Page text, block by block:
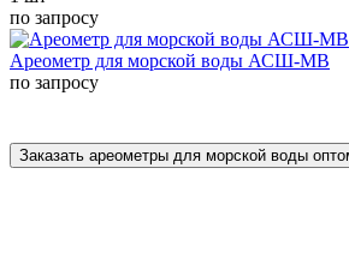
по запросу
Ареометр для морской воды АСШ-МВ
по запросу
Заказать ареометры для морской воды